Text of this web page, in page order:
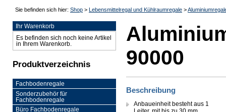
nicht
Sie befinden sich hier: Shop > Lebensmittelregal und Kühlraumregale >
Ihr Warenkorb
Es befinden sich noch keine Artikel
in Ihrem Warenkorb.
Produktverzeichnis
Fachbodenregale
Sonderzubehör für
Fachbodenregale
Büro Fachbodenregale
90000
Beschreibung
Anbaueinheit besteht aus 1